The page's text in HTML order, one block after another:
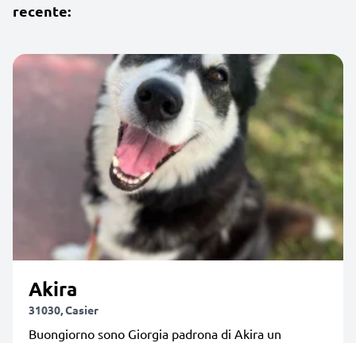
recente:
Akira
31030, Casier
Buongiorno sono Giorgia padrona di Akira un